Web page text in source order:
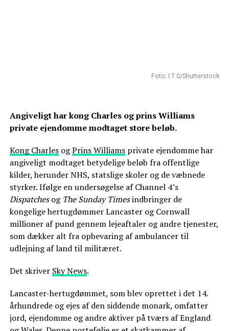
Foto: I T S/Shutterstock
Angiveligt har kong Charles og prins Williams
private ejendomme modtaget store beløb.
Kong CharlesogPrins Williamsprivate ejendomme har
angiveligt modtaget betydelige beløb fra offentlige
kilder, herunder NHS, statslige skoler og de væbnede
styrker. Ifølge en undersøgelse af Channel 4’s
Dispatchesog The Sunday Timesindbringer de
kongelige hertugdømmer Lancaster og Cornwall
millioner af pund gennem lejeaftaler og andre tjenester,
som dækker alt fra opbevaring af ambulancer til
udlejning af land til militæret.
Det skriver Sky News.
Lancaster-hertugdømmet, som blev oprettet i det 14.
århundrede og ejes af den siddende monark, omfatter
jord, ejendomme og andre aktiver på tværs af England